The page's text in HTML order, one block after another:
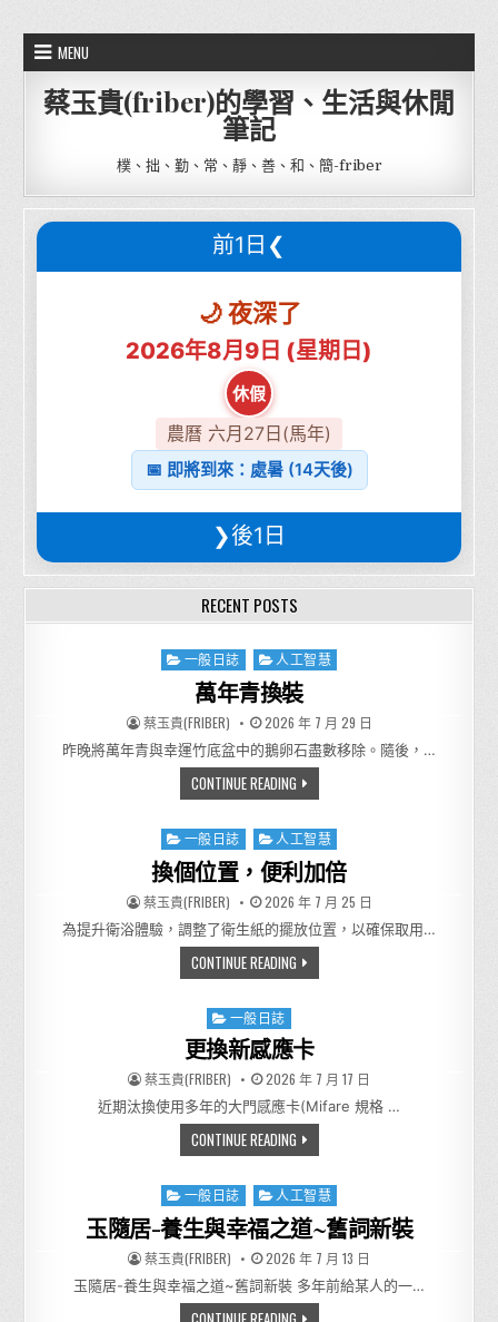
Skip to content
MENU
蔡玉貴(friber)的學習、生活與休閒
筆記
樸、拙、勤、常、靜、善、和、簡-friber
前1日❮
🌙 夜深了
2026年8月9日 (星期日)
休假
農曆 六月27日(馬年)
📅 即將到來：處暑 (14天後)
❯後1日
RECENT POSTS
Posted in
一般日誌 人工智慧
萬年青換裝
AUTHOR:
蔡玉貴(FRIBER) PUBLISHED DATE:
2026 年 7 月 29 日
昨晚將萬年青與幸運竹底盆中的鵝卵石盡數移除。隨後，…
CONTINUE READING萬年青換裝
Posted in
一般日誌 人工智慧
換個位置，便利加倍
AUTHOR:
蔡玉貴(FRIBER) PUBLISHED DATE:
2026 年 7 月 25 日
為提升衛浴體驗，調整了衛生紙的擺放位置，以確保取用…
CONTINUE READING換個位置，便利加倍
Posted in
一般日誌
更換新感應卡
AUTHOR:
蔡玉貴(FRIBER) PUBLISHED DATE:
2026 年 7 月 17 日
近期汰換使用多年的大門感應卡(Mifare 規格 …
CONTINUE READING更換新感應卡
Posted in
一般日誌 人工智慧
玉隨居-養生與幸福之道~舊詞新裝
AUTHOR:
蔡玉貴(FRIBER) PUBLISHED DATE:
2026 年 7 月 13 日
玉隨居-養生與幸福之道~舊詞新裝 多年前給某人的一…
玉隨居-養生與幸福之道~舊詞新